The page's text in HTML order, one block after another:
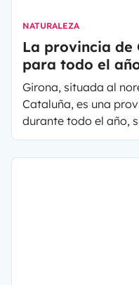
NATURALEZA
La provincia de
para todo el
Girona, situada al
Cataluña, es una
durante todo el año,
geográfica hace de
cualquier estación.